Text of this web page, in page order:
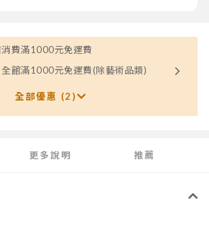
費滿1000元免運費
館滿1000元免運費(除藝術品類)
全部優惠 (2)
更多說明 推薦